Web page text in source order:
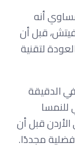
النمساوي أنه
قبل أن
لتقنية
الدقيقة
للنمسا
قبل أن
مجددًا.